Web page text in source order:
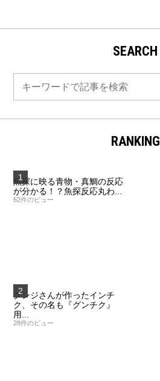
SEARCH
RANKING
魚探に映る青物・真鯛の反応
が分かる！？魚探反応丸わ...
62件のビュー
グンジさんが作ったインチ
ク、その名も『グンチク』
用...
28件のビュー